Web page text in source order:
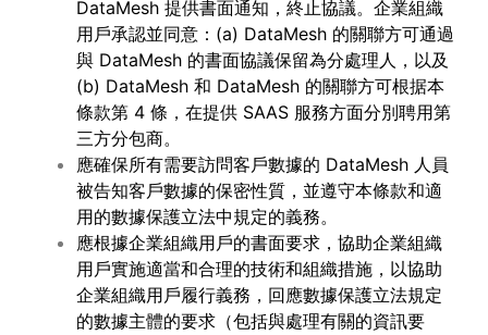
DataMesh 提供書面通知，終止協議。企業組織
用戶承認並同意：(a) DataMesh 的關聯方可通過
與 DataMesh 的書面協議保留為分處理人，以及
(b) DataMesh 和 DataMesh 的關聯方可根据本
條款第 4 條，在提供 SAAS 服務方面分別聘用第
三方分包商。
應確保所有需要訪問客戶數據的 DataMesh 人員
被告知客戶數據的保密性質，並遵守本條款和適
用的數據保護立法中規定的義務。
應根據企業組織用戶的書面要求，協助企業組織
用戶實施適當和合理的技術和組織措施，以協助
企業組織用戶履行義務，回應數據保護立法規定
的數據主體的要求（包括與處理有關的資訊要